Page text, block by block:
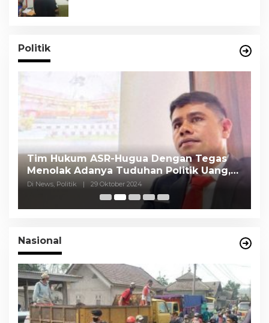
Politik
Tim Hukum ASR-Hugua Dengan Tegas
Menolak Adanya Tuduhan Politik Uang,
Pasar Murah Tidak Dilaksanakan Oleh
Di News, Politik | 29 Oktober 2024
Nasional